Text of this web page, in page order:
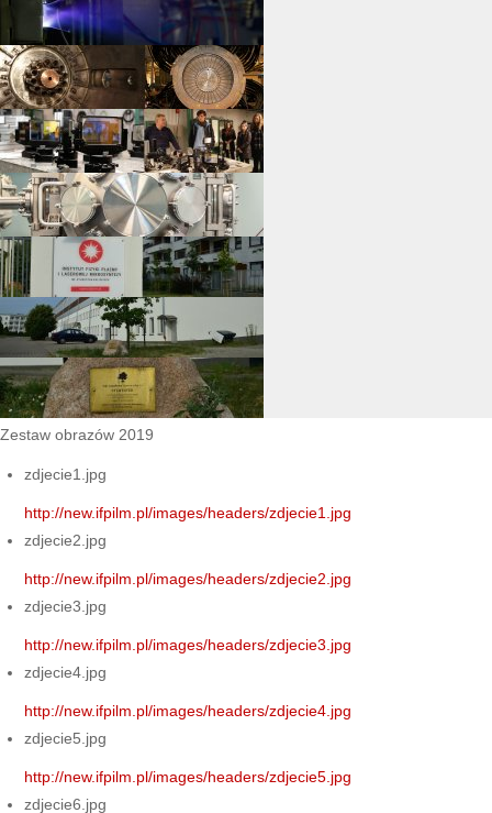
Zestaw obrazów 2019
zdjecie1.jpg
http://new.ifpilm.pl/images/headers/zdjecie1.jpg
zdjecie2.jpg
http://new.ifpilm.pl/images/headers/zdjecie2.jpg
zdjecie3.jpg
http://new.ifpilm.pl/images/headers/zdjecie3.jpg
zdjecie4.jpg
http://new.ifpilm.pl/images/headers/zdjecie4.jpg
zdjecie5.jpg
http://new.ifpilm.pl/images/headers/zdjecie5.jpg
zdjecie6.jpg